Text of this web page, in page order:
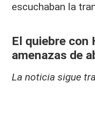
escuchaban la
El quiebre con
amenazas de
La noticia sigue